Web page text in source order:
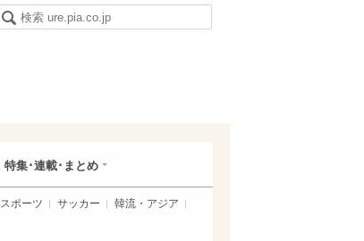
特集･連載･まとめ
スポーツ サッカー
韓流・アジア